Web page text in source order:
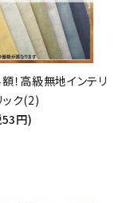
！高級無地インテリ
ック(2)
円)